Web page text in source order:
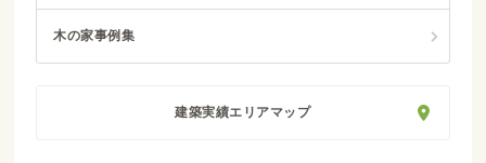
木の家事例集
建築実績エリアマップ